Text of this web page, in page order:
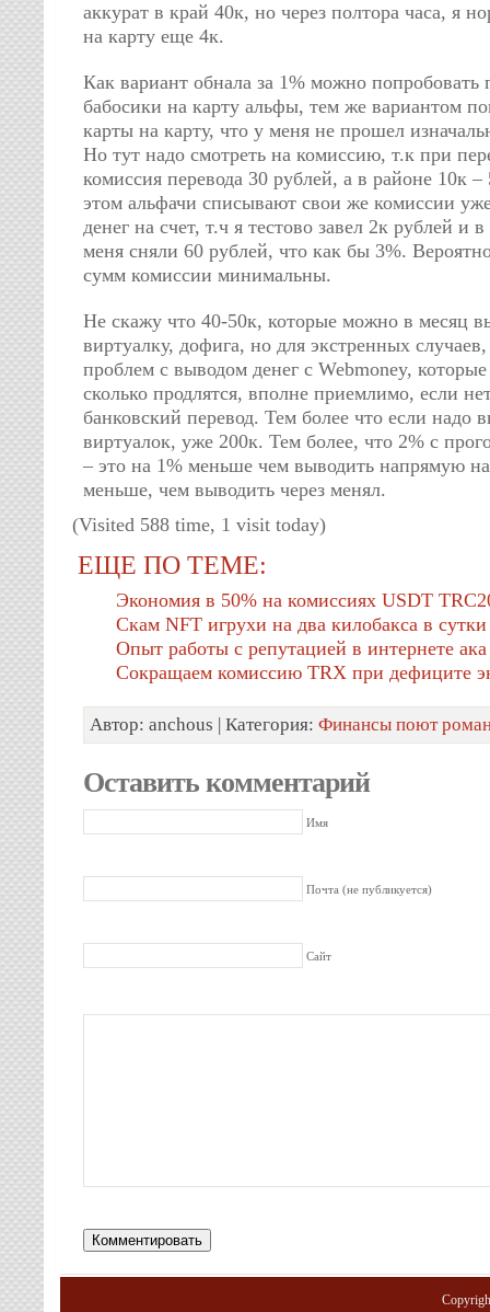
аккурат в край 40к, но через полтора часа, я
на карту еще 4к.
Как вариант обнала за 1% можно попробовать
бабосики на карту альфы, тем же вариантом
карты на карту, что у меня не прошел
Но тут надо смотреть на комиссию, т.к при
комиссия перевода 30 рублей, а в районе 10к
этом альфачи списывают свои же комиссии
денег на счет, т.ч я тестово завел 2к рублей и
меня сняли 60 рублей, что как бы 3%.
сумм комиссии минимальны.
Не скажу что 40-50к, которые можно в месяц
виртуалку, дофига, но для экстренных
проблем с выводом денег с Webmoney,
сколько продлятся, вполне приемлимо, если
банковский перевод. Тем более что если надо
виртуалок, уже 200к. Тем более, что 2% с
– это на 1% меньше чем выводить напрямую на
меньше, чем выводить через менял.
(Visited 588 time, 1 visit today)
ЕЩЕ ПО ТЕМЕ:
Экономия в 50% на комиссиях USDT
Скам NFT игрухи на два килобакса в сутки
Опыт работы с репутацией в интернете
Сокращаем комиссию TRX при дефиците
Автор: anchous | Категория: Финансы поют
Оставить комментарий
Имя
Почта (не публикуется)
Сайт